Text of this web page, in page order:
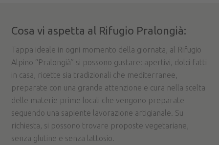
Cosa vi aspetta al Rifugio Pralongià:
Tappa ideale in ogni momento della giornata, al Rifugio
Alpino “Pralongià” si possono gustare: apertivi, dolci fatti
in casa, ricette sia tradizionali che mediterranee,
preparate con una grande attenzione e cura nella scelta
delle materie prime locali che vengono preparate
seguendo una sapiente lavorazione artigianale. Su
richiesta, si possono trovare proposte vegetariane,
senza glutine e senza lattosio.